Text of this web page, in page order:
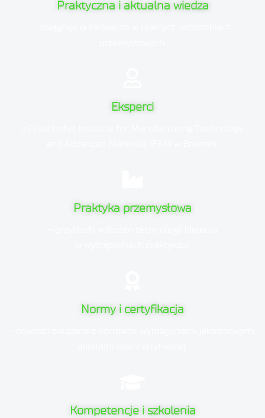
Praktyczna i aktualna wiedza
Eksperci
Praktyka przemysłowa
Normy i certyfikacja
Kompetencje i szkolenia